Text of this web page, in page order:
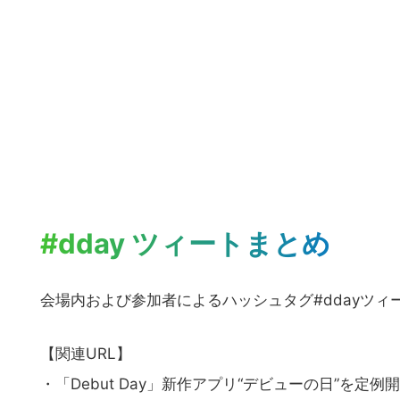
#dday ツィートまとめ
会場内および参加者によるハッシュタグ#ddayツィ
【関連URL】
・「Debut Day」新作アプリ“デビューの日”を定例